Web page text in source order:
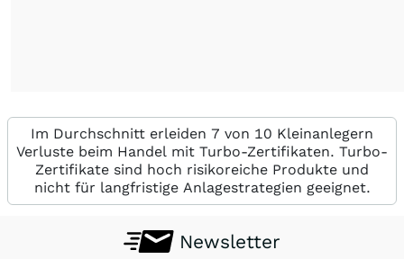
Im Durchschnitt erleiden 7 von 10 Kleinanlegern
Verluste beim Handel mit Turbo-Zertifikaten. Turbo-
Zertifikate sind hoch risikoreiche Produkte und
nicht für langfristige Anlagestrategien geeignet.
Newsletter